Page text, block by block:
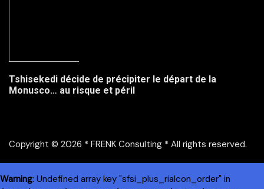
Tshisekedi décide de précipiter le départ de la
Monusco… au risque et péril
Copyright © 2026 * FRENK Consulting * All rights reserved.
Warning: Undefined array key "sfsi_plus_riaIcon_order" in